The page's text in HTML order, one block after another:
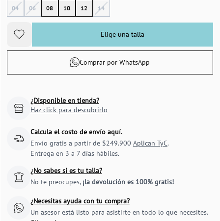
04
06 08 10 12 14
Elige una talla
Comprar por WhatsApp
¿Disponible en tienda?
Haz click para descubrirlo
Calcula el costo de envío aquí.
Envío gratis a partir de $249.900 Aplican TyC.
Entrega en 3 a 7 días hábiles.
¿No sabes si es tu talla?
No te preocupes, ¡la devolución es 100% gratis!
¿Necesitas ayuda con tu compra?
Un asesor está listo para asistirte en todo lo que necesites.